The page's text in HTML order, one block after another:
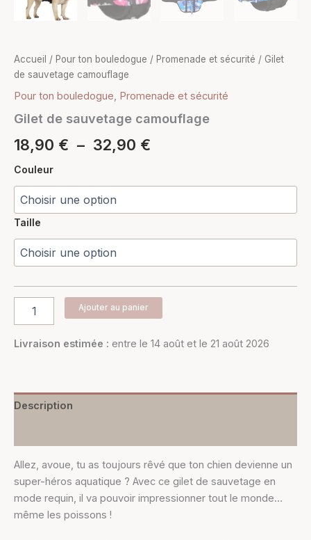
Accueil / Pour ton bouledogue / Promenade et sécurité / Gilet
de sauvetage camouflage
Pour ton bouledogue, Promenade et sécurité
Gilet de sauvetage camouflage
18,90 € – 32,90 €
Couleur
Taille
Ajouter au panier
Livraison estimée : entre le 14 août et le 21 août 2026
Description
Allez, avoue, tu as toujours rêvé que ton chien devienne un
super-héros aquatique ? Avec ce gilet de sauvetage en
mode requin, il va pouvoir impressionner tout le monde…
même les poissons !